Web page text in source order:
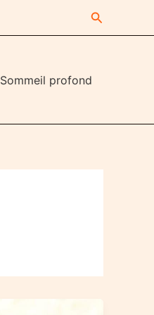
Sommeil profond